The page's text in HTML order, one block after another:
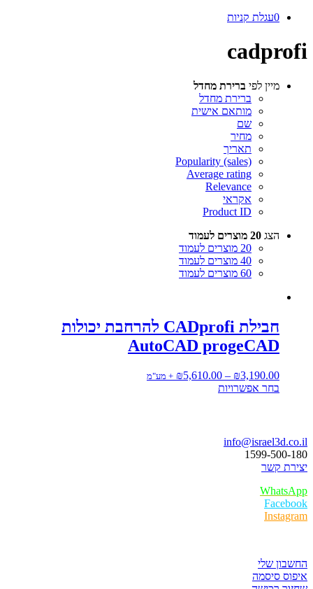
0עגלת קניות
cadprofi
מיין לפי ברירת מחדל
ברירת מחדל
מותאם אישית
שם
מחיר
תאריך
Popularity (sales)
Average rating
Relevance
אקראי
Product ID
הצג 20 מוצרים לעמוד
20 מוצרים לעמוד
40 מוצרים לעמוד
60 מוצרים לעמוד
חבילת CADprofi להרחבת יכולות
AutoCAD progeCAD
₪3,190.00
–
₪5,610.00
טווח
+ מע"מ
בחר אפשרויות
info@israel3d.co.il
1599-500-180
יצירת קשר
WhatsApp
Facebook
Instagram
החשבון שלי
איפוס סיסמה